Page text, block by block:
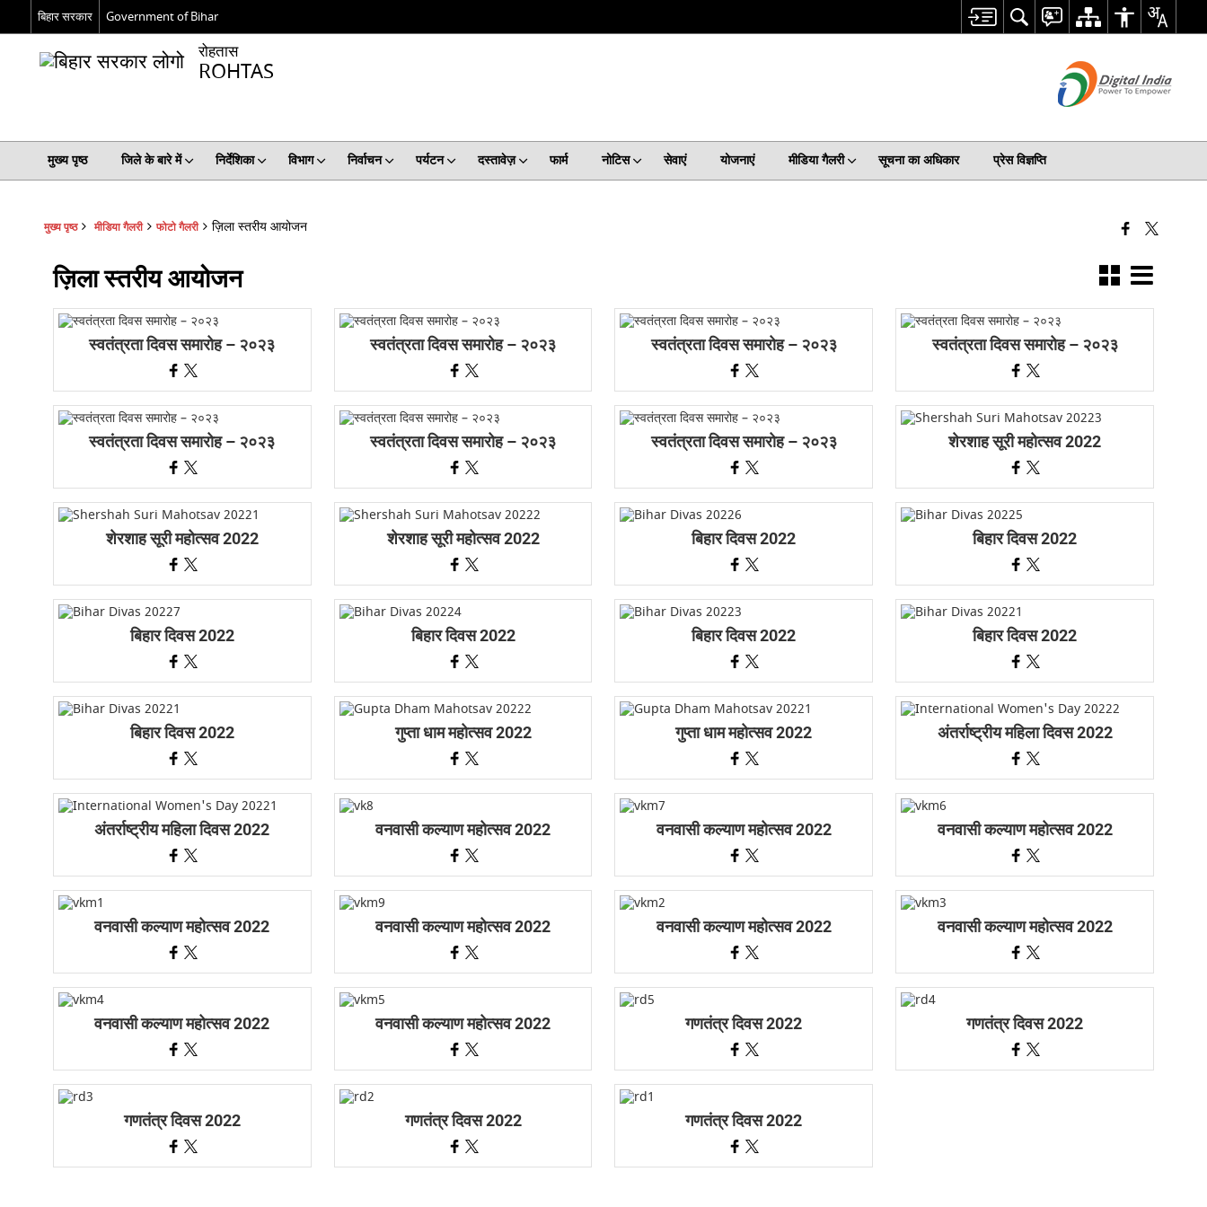
बिहार सरकार Government of Bihar
रोहतास
ROHTAS
मुख्य पृष्ठ जिले के बारे में निर्देशिका विभाग निर्वाचन पर्यटन दस्तावेज़ फार्म नोटिस सेवाएं योजनाएं मीडिया गैलरी सूचना का अधिकार प्रेस विज्ञप्ति
मुख्य पृष्ठ मीडिया गैलरी फोटो गैलरी ज़िला स्तरीय आयोजन
ज़िला स्तरीय आयोजन
स्वतंत्रता दिवस समारोह – २०२३ स्वतंत्रता दिवस समारोह – २०२३ स्वतंत्रता दिवस समारोह – २०२३ स्वतंत्रता दिवस समारोह – २०२३
स्वतंत्रता दिवस समारोह – २०२३ स्वतंत्रता दिवस समारोह – २०२३ स्वतंत्रता दिवस समारोह – २०२३ शेरशाह सूरी महोत्सव 2022
शेरशाह सूरी महोत्सव 2022 शेरशाह सूरी महोत्सव 2022 बिहार दिवस 2022 बिहार दिवस 2022
बिहार दिवस 2022 बिहार दिवस 2022 बिहार दिवस 2022 बिहार दिवस 2022
बिहार दिवस 2022 गुप्ता धाम महोत्सव 2022 गुप्ता धाम महोत्सव 2022 अंतर्राष्ट्रीय महिला दिवस 2022
अंतर्राष्ट्रीय महिला दिवस 2022 वनवासी कल्याण महोत्सव 2022 वनवासी कल्याण महोत्सव 2022 वनवासी कल्याण महोत्सव 2022
वनवासी कल्याण महोत्सव 2022 वनवासी कल्याण महोत्सव 2022 वनवासी कल्याण महोत्सव 2022 वनवासी कल्याण महोत्सव 2022
वनवासी कल्याण महोत्सव 2022 वनवासी कल्याण महोत्सव 2022 गणतंत्र दिवस 2022 गणतंत्र दिवस 2022
गणतंत्र दिवस 2022 गणतंत्र दिवस 2022 गणतंत्र दिवस 2022